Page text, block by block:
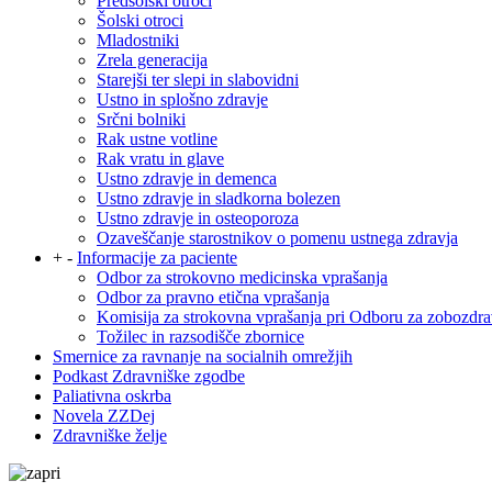
Šolski otroci
Mladostniki
Zrela generacija
Starejši ter slepi in slabovidni
Ustno in splošno zdravje
Srčni bolniki
Rak ustne votline
Rak vratu in glave
Ustno zdravje in demenca
Ustno zdravje in sladkorna bolezen
Ustno zdravje in osteoporoza
Ozaveščanje starostnikov o pomenu ustnega zdravja
+ - Informacije za paciente
Odbor za strokovno medicinska vprašanja
Odbor za pravno etična vprašanja
Komisija za strokovna vprašanja pri Odboru za
Tožilec in razsodišče zbornice
Smernice za ravnanje na socialnih omrežjih
Podkast Zdravniške zgodbe
Paliativna oskrba
Novela ZZDej
Zdravniške želje